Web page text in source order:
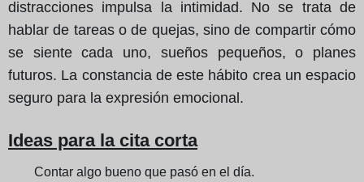
distracciones impulsa la intimidad. No se trata de
hablar de tareas o de quejas, sino de compartir cómo
se siente cada uno, sueños pequeños, o planes
futuros. La constancia de este hábito crea un espacio
seguro para la expresión emocional.
Ideas para la cita corta
Contar algo bueno que pasó en el día.